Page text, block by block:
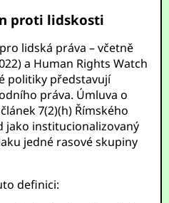
proti lidskosti
lidská práva – včetně
a Human Rights Watch
politiky představují
práva. Úmluva o
7(2)(h) Římského
institucionalizovaný
jedné rasové skupiny
definici: